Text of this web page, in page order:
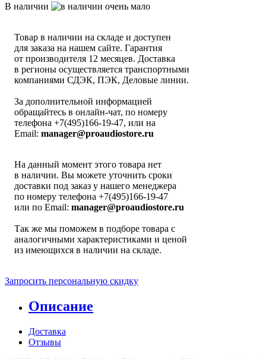
В наличии
Товар в наличии на складе и доступен
для заказа на нашем сайте. Гарантия
от производителя 12 месяцев. Доставка
в регионы осуществляется транспортными
компаниями СДЭК, ПЭК, Деловые линии.
За дополнительной информацией
обращайтесь в онлайн-чат, по номеру
телефона +7(495)166-19-47, или на
Email: manager@proaudiostore.ru
На данный момент этого товара нет
в наличии. Вы можете уточнить сроки
доставки под заказ у нашего менеджера
по номеру телефона +7(495)166-19-47
или по Email: manager@proaudiostore.ru
Так же мы поможем в подборе товара с
аналогичными характеристиками и ценой
из имеющихся в наличии на складе.
Запросить персональную скидку
Описание
Доставка
Отзывы